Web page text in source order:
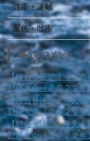
健康・運動
景色・散歩
最近のコメント
【組合せ決定！⇒大会
野球大会（２０２２年
【組合せ決定！⇒大会
野球大会（２０２２年
【組合せ決定！⇒大会
野球大会（２０２２年